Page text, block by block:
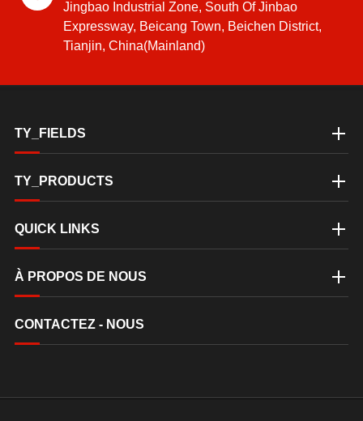
Jingbao Industrial Zone, South Of Jinbao
Expressway, Beicang Town, Beichen District,
Tianjin, China(Mainland)
TY_FIELDS
TY_PRODUCTS
QUICK LINKS
À PROPOS DE NOUS
CONTACTEZ - NOUS